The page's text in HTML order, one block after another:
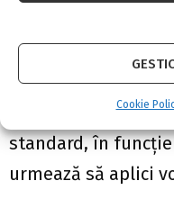
Cookie
Evaluarea
standard, în
urmează să aplici